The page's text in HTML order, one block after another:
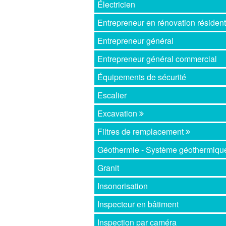
Électricien
Entrepreneur en rénovation
Entrepreneur général
Entrepreneur général commercial
Équipements de sécurité
Escalier
Excavation
Filtres de remplacement
Géothermie - Système
Granit
Insonorisation
Inspecteur en bâtiment
Inspection par caméra